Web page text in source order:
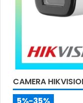
CAMERA
5%-35%